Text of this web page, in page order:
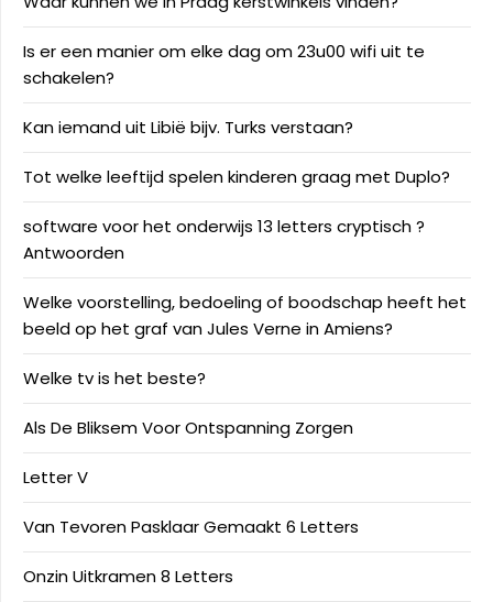
Is er een manier om elke dag om 23u00 wifi uit te
schakelen?
Kan iemand uit Libië bijv. Turks verstaan?
Tot welke leeftijd spelen kinderen graag met Duplo?
software voor het onderwijs 13 letters cryptisch ?
Antwoorden
Welke voorstelling, bedoeling of boodschap heeft het
beeld op het graf van Jules Verne in Amiens?
Welke tv is het beste?
Als De Bliksem Voor Ontspanning Zorgen
Letter V
Van Tevoren Pasklaar Gemaakt 6 Letters
Onzin Uitkramen 8 Letters